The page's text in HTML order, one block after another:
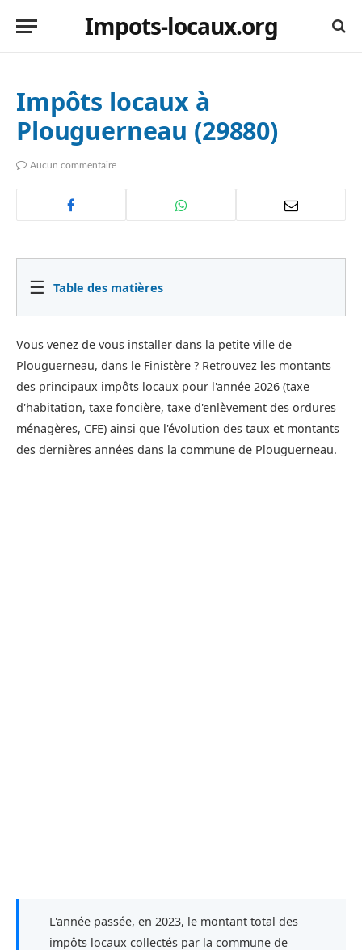
Impots-locaux.org
Impôts locaux à
Plouguerneau (29880)
Aucun commentaire
☰ Table des matières
Vous venez de vous installer dans la petite ville de
Plouguerneau, dans le Finistère ? Retrouvez les montants
des principaux impôts locaux pour l'année 2026 (taxe
d'habitation, taxe foncière, taxe d'enlèvement des ordures
ménagères, CFE) ainsi que l'évolution des taux et montants
des dernières années dans la commune de Plouguerneau.
L'année passée, en 2023, le montant total des
impôts locaux collectés par la commune de